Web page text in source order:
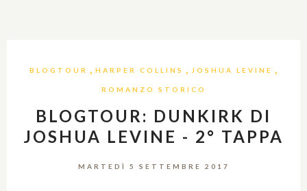
BLOGTOUR , HARPER COLLINS , JOSHUA LEVINE ,
ROMANZO STORICO
BLOGTOUR: DUNKIRK DI
JOSHUA LEVINE - 2° TAPPA
MARTEDÌ 5 SETTEMBRE 2017